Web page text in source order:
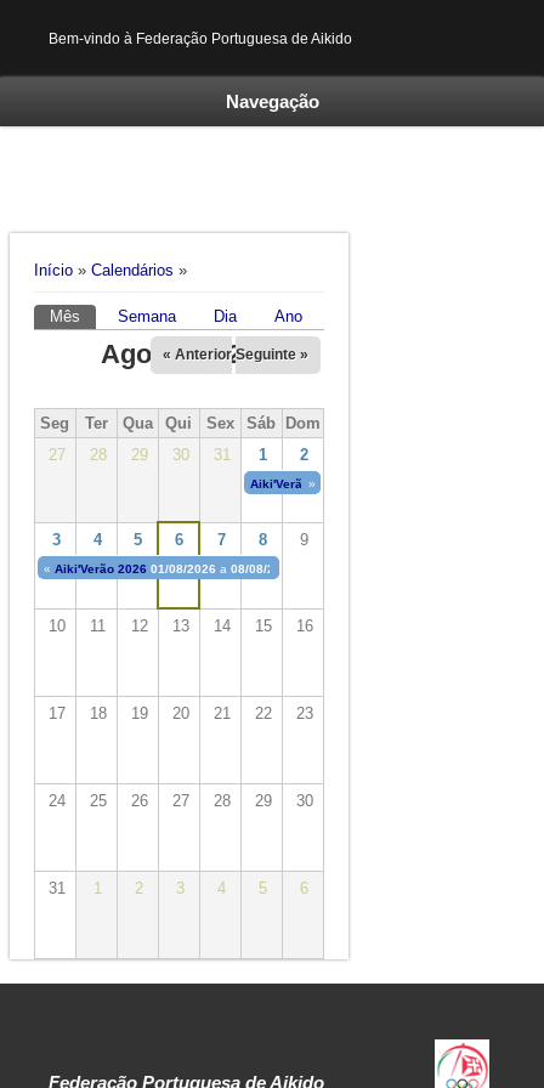
Bem-vindo à Federação Portuguesa de Aikido
Navegação
Está aqui
Início» Calendários »
Separadores primários
Mês (separador ativo)
Semana Dia Ano
Agosto 2026
« Anterior Seguinte »
Seg Ter Qua Qui Sex Sáb
Dom
27
28 29 30 31 1 2
Aiki'Verão 2026
»
3 4 5 6 7 8 9
« Aiki'Verão 2026 01/08/2026 a 08/08/2026
10 11 12 13 14 15 16
17 18 19 20 21 22 23
24 25 26 27 28 29 30
31 1 2 3 4 5 6
Federação Portuguesa de Aikido